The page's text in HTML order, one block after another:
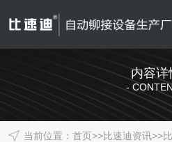
内容详
-
当前位置： 首页>>比速迪资讯>>